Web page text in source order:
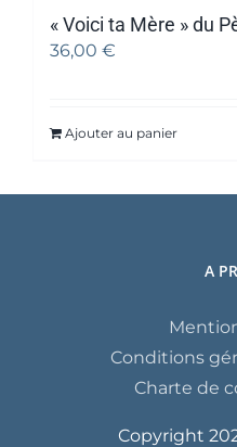
« Voici ta Mère » du
36,00 €
Ajouter au panier
A
Conditions
Charte de
Copyright